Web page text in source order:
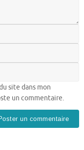
site dans mon
un commentaire.